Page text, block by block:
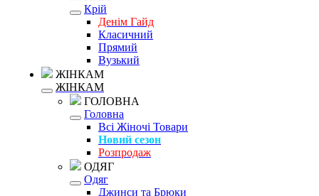
Крій
Денім Гайд
Класичний
Прямий
Вузький
ЖІНКАМ
ЖІНКАМ
ГОЛОВНА
Головна
Всі Жіночі Товари
Новий сезон
Розпродаж
ОДЯГ
Одяг
Джинси та Брюки